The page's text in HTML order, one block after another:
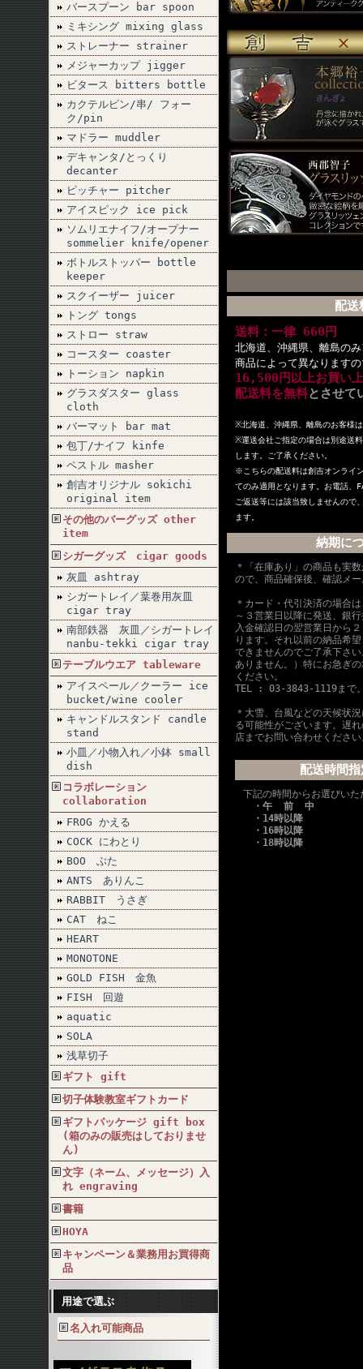
バースプーン bar spoon
ミキシング mixing glass
ストレーナー strainer
メジャーカップ jigger
ビタース bitters bottle
カクテルピン/串/ フォー
ク/pin
マドラー muddler
デキャンタ/とっくり
decanter
ピッチャー pitcher
アイスピック ice pick
ソムリエナイフ/オープナー
sommelier knife/opener
ボトルストッパー bottle
keeper
スクイーザー juicer
トング tongs
ストロー straw
コースター coaster
トーション napkin
グラスダスター glass
cloth
バーマット bar mat
包丁/ナイフ kinfe
ペストル masher
創吉オリジナル sokichi
original item
その他のバーグッズ other
item
シガーグッズ cigar goods
灰皿 ashtray
シガートレイ／葉巻用灰皿
cigar tray
南部鉄器 灰皿／シガートレイ
nanbu-tekki cigar tray
テーブルウエア tableware
アイスペール／クーラー ice
bucket/wine cooler
キャンドルスタンド candle
stand
小皿／小物入れ／小鉢 small
dish
コラボレーション
collaboration
FROG かえる
COCK にわとり
BOO ぶた
ANTS ありんこ
RABBIT うさぎ
CAT ねこ
HEART
MONOTONE
GOLD FISH 金魚
FISH 回遊
aquatic
SOLA
浅草切子
ギフト gift
切子体験教室ギフトカード
ギフトパッケージ gift box
(箱のみの販売はしておりませ
ん)
文字（ネーム、メッセージ）入
れ engraving
書籍
HOYA
キャンペーン＆業務用お買得商
品
用途で選ぶ
名入れ可能商品
配送
送料：一律 660円
北海道、沖縄県、離島の
商品によって異なります
16,500円以上お買い
配送料を無料とさせて
※北海道、沖縄県、離島のお客様
※運送会社ご指定の場合は別途送
します。ご了承ください。
※こちらの配送料は創吉オンライ
てのみ適用となります。お電話、
ご返送等には該当致しませんので
ます。
納期に
＊「在庫あり」の商品も実
ので、商品確保後、確認メ
＊カード・代引決済の場合
～３営業日以降に発送、銀
入金確認日の翌営業日から
ります。それ以前の納品希
できませんのでご了承下さ
ありません。）特にお急ぎ
ください。
TEL : 03-3843-1119まで
＊大雪、台風などの天候状
る可能性がございます。遅
店までお問い合わせくださ
配送時間
下記の時間からお選びいた
・午 前 中
・14時以降
・16時以降
・18時以降